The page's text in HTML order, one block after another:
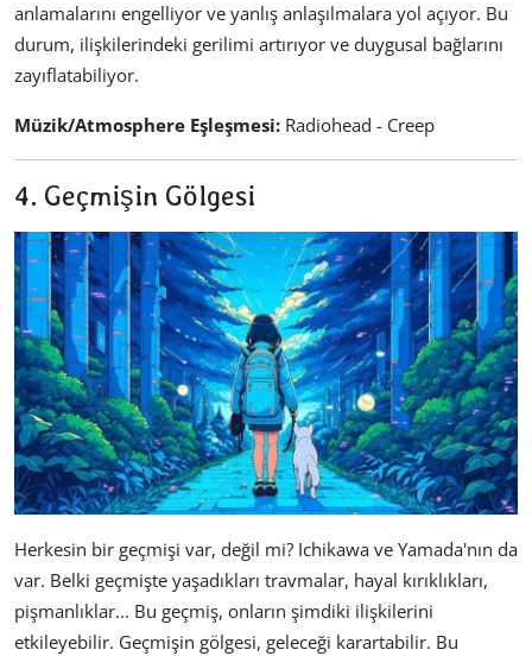
anlamalarını engelliyor ve yanlış anlaşılmalara yol açıyor. Bu
durum, ilişkilerindeki gerilimi artırıyor ve duygusal bağlarını
zayıflatabiliyor.
Müzik/Atmosphere Eşleşmesi: Radiohead - Creep
4. Geçmişin Gölgesi
Herkesin bir geçmişi var, değil mi? Ichikawa ve Yamada'nın da
var. Belki geçmişte yaşadıkları travmalar, hayal kırıklıkları,
pişmanlıklar... Bu geçmiş, onların şimdiki ilişkilerini
etkileyebilir. Geçmişin gölgesi, geleceği karartabilir. Bu